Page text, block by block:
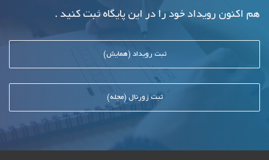
هم اکنون رویداد خود را در این پایگاه ثبت کنید .
ثبت رویداد (همایش)
ثبت ژورنال (مجله)